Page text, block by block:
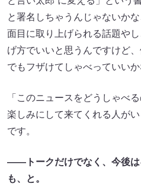
と署名しちゃうんじゃないか
面目に取り上げられる話題や
げ方でいいと思うんですけど
でもフザけてしゃべっていいか
「このニュースをどうしゃべ
楽しみにして来てくれる人が
です。
——トークだけでなく、今後は
も、と。